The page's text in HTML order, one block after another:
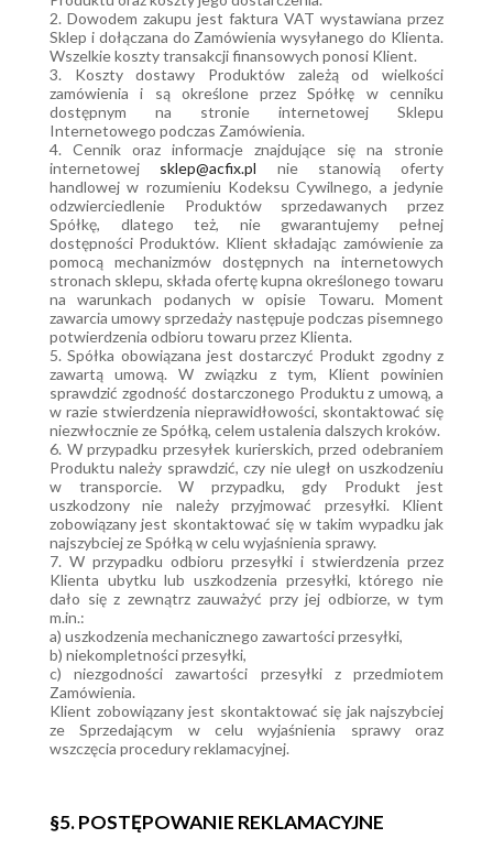
2. Dowodem zakupu jest faktura VAT wystawiana przez
Sklep i dołączana do Zamówienia wysyłanego do Klienta.
Wszelkie koszty transakcji finansowych ponosi Klient.
3. Koszty dostawy Produktów zależą od wielkości
zamówienia i są określone przez Spółkę w cenniku
dostępnym na stronie internetowej Sklepu
Internetowego podczas Zamówienia.
4. Cennik oraz informacje znajdujące się na stronie
internetowej sklep@acfix.pl nie stanowią oferty
handlowej w rozumieniu Kodeksu Cywilnego, a jedynie
odzwierciedlenie Produktów sprzedawanych przez
Spółkę, dlatego też, nie gwarantujemy pełnej
dostępności Produktów. Klient składając zamówienie za
pomocą mechanizmów dostępnych na internetowych
stronach sklepu, składa ofertę kupna określonego towaru
na warunkach podanych w opisie Towaru. Moment
zawarcia umowy sprzedaży następuje podczas pisemnego
potwierdzenia odbioru towaru przez Klienta.
5. Spółka obowiązana jest dostarczyć Produkt zgodny z
zawartą umową. W związku z tym, Klient powinien
sprawdzić zgodność dostarczonego Produktu z umową, a
w razie stwierdzenia nieprawidłowości, skontaktować się
niezwłocznie ze Spółką, celem ustalenia dalszych kroków.
6. W przypadku przesyłek kurierskich, przed odebraniem
Produktu należy sprawdzić, czy nie uległ on uszkodzeniu
w transporcie. W przypadku, gdy Produkt jest
uszkodzony nie należy przyjmować przesyłki. Klient
zobowiązany jest skontaktować się w takim wypadku jak
najszybciej ze Spółką w celu wyjaśnienia sprawy.
7. W przypadku odbioru przesyłki i stwierdzenia przez
Klienta ubytku lub uszkodzenia przesyłki, którego nie
dało się z zewnątrz zauważyć przy jej odbiorze, w tym
m.in.:
a) uszkodzenia mechanicznego zawartości przesyłki,
b) niekompletności przesyłki,
c) niezgodności zawartości przesyłki z przedmiotem
Zamówienia.
Klient zobowiązany jest skontaktować się jak najszybciej
ze Sprzedającym w celu wyjaśnienia sprawy oraz
wszczęcia procedury reklamacyjnej.
§5. POSTĘPOWANIE REKLAMACYJNE